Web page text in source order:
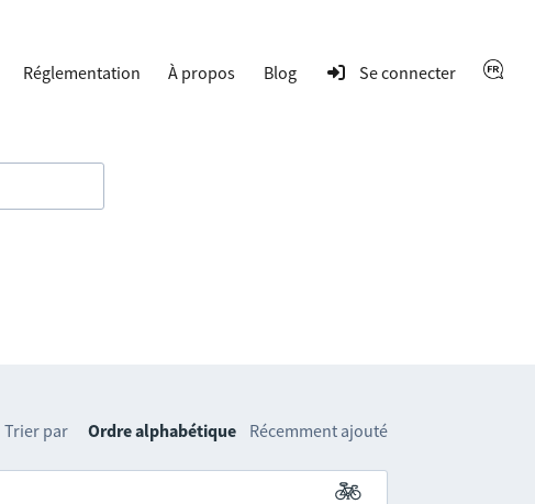
Réglementation À propos Blog Se connecter
Trier par Ordre alphabétique Récemment ajouté